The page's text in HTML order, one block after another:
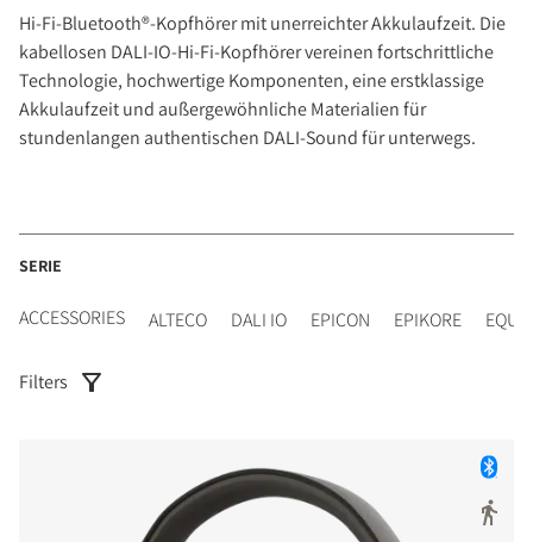
Hi-Fi-Bluetooth®-Kopfhörer mit unerreichter Akkulaufzeit. Die
kabellosen DALI-IO-Hi-Fi-Kopfhörer vereinen fortschrittliche
Technologie, hochwertige Komponenten, eine erstklassige
Akkulaufzeit und außergewöhnliche Materialien für
stundenlangen authentischen DALI-Sound für unterwegs.
SERIE
ACCESSORIES ALTECO DALI IO EPICON EPIKORE EQUI
Filters